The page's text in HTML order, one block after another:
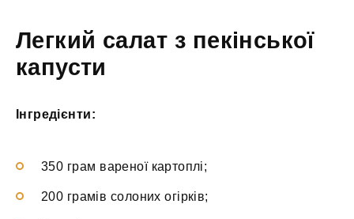
Легкий салат з пекінської
капусти
Інгредієнти:
350 грам вареної картоплі;
200 грамів солоних огірків;